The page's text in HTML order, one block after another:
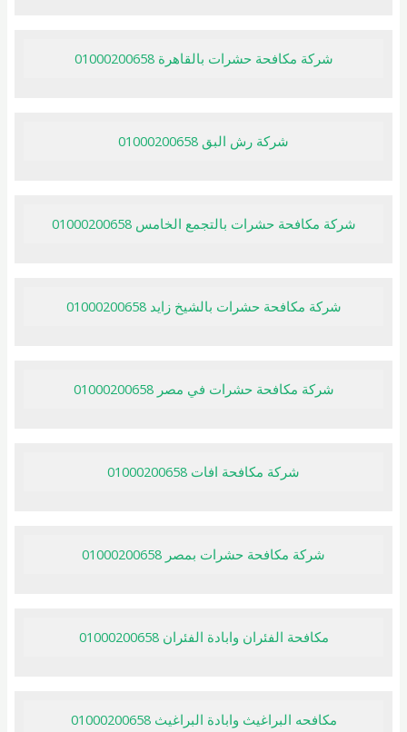
شركة مكافحة حشرات بالقاهرة 01000200658
شركة رش البق 01000200658
شركة مكافحة حشرات بالتجمع الخامس 01000200658
شركة مكافحة حشرات بالشيخ زايد 01000200658
شركة مكافحة حشرات في مصر 01000200658
شركة مكافحة افات 01000200658
شركة مكافحة حشرات بمصر 01000200658
مكافحة الفئران وابادة الفئران 01000200658
مكافحه البراغيث وابادة البراغيث 01000200658